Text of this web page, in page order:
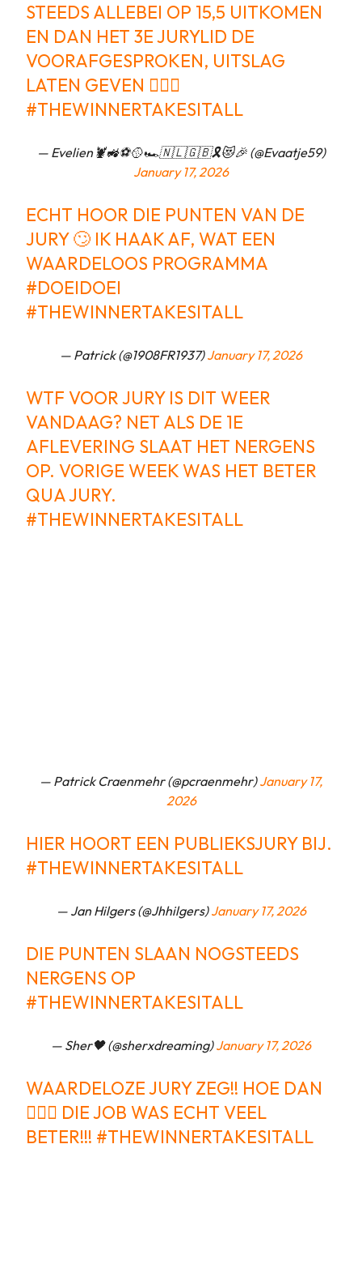
STEEDS ALLEBEI OP 15,5 UITKOMEN
EN DAN HET 3E JURYLID DE
VOORAFGESPROKEN, UITSLAG
LATEN GEVEN 🤷🏼‍♀️
#THEWINNERTAKESITALL
— Evelien🦞🚜⚽️🥎🏎🇳🇱🇬🇧🎗😻🎉 (@Evaatje59)
January 17, 2026
ECHT HOOR DIE PUNTEN VAN DE
JURY 🙄 IK HAAK AF, WAT EEN
WAARDELOOS PROGRAMMA
#DOEIDOEI
#THEWINNERTAKESITALL
— Patrick (@1908FR1937)January 17, 2026
WTF VOOR JURY IS DIT WEER
VANDAAG? NET ALS DE 1E
AFLEVERING SLAAT HET NERGENS
OP. VORIGE WEEK WAS HET BETER
QUA JURY.
#THEWINNERTAKESITALL
— Patrick Craenmehr (@pcraenmehr)January 17,
2026
HIER HOORT EEN PUBLIEKSJURY BIJ.
#THEWINNERTAKESITALL
— Jan Hilgers (@Jhhilgers)January 17, 2026
DIE PUNTEN SLAAN NOGSTEEDS
NERGENS OP
#THEWINNERTAKESITALL
— Sher🖤 (@sherxdreaming)January 17, 2026
WAARDELOZE JURY ZEG!! HOE DAN
🤦🏼‍♀️ DIE JOB WAS ECHT VEEL
BETER!!! #THEWINNERTAKESITALL